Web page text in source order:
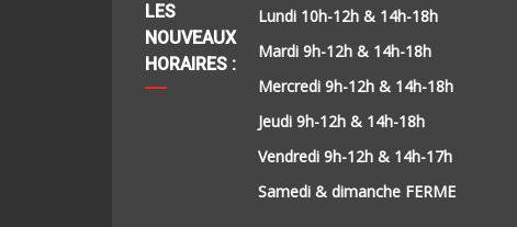
LES
NOUVEAUX
HORAIRES :
Lundi 10h-12h & 14h-18h
Mardi 9h-12h & 14h-18h
Mercredi 9h-12h & 14h-18h
Jeudi 9h-12h & 14h-18h
Vendredi 9h-12h & 14h-17h
Samedi & dimanche FERME